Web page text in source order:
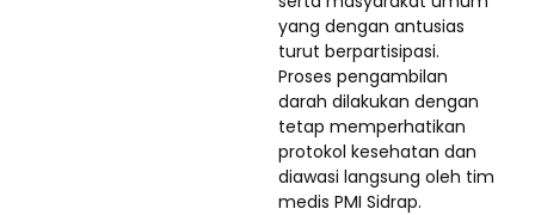
yang dengan antusias
turut berpartisipasi.
Proses pengambilan
darah dilakukan dengan
tetap memperhatikan
protokol kesehatan dan
diawasi langsung oleh tim
medis PMI Sidrap.